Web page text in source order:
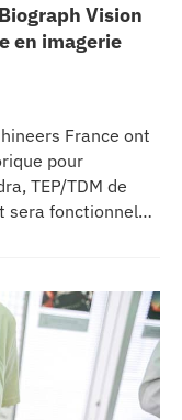
Vision
en imagerie
France ont
pour
TEP/TDM de
sera fonctionnel
l’établissement.
de 9,5 millions
de
régional de